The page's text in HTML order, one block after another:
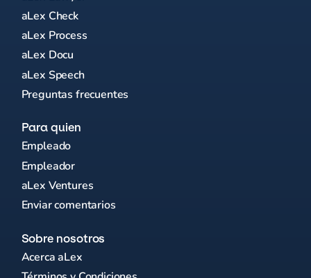
aLex Check
aLex Process
aLex Docu
aLex Speech
Preguntas frecuentes
Para quien
Empleado
Empleador
aLex Ventures
Enviar comentarios
Sobre nosotros
Acerca aLex